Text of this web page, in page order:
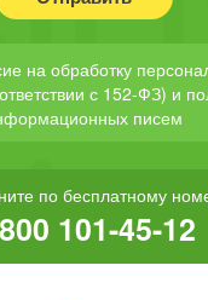
на обработку
с 152-ФЗ) и
писем
по бесплатному
101-45-12